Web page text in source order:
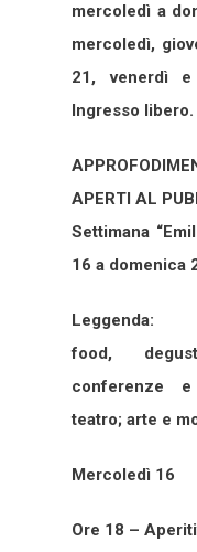
mercoledì a
mercoledì,
21, venerdì
Ingresso
APERTI AL
Settimana
16 a domenica
Leggenda:
food,
conferenze
teatro; arte e
Mercoledì 16
Ore 18 –